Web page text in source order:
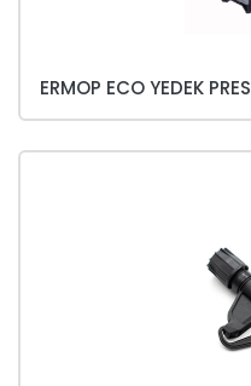
ERMOP ECO YEDEK PRES